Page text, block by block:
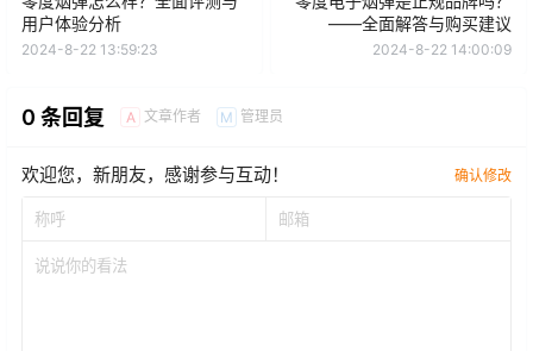
用户体验分析
2024-8-22 13:59:23
——全面解答与购买建议
2024-8-22 14:00:09
0 条回复 A 文章作者 M 管理员
欢迎您，新朋友，感谢参与互动！ 确认修改